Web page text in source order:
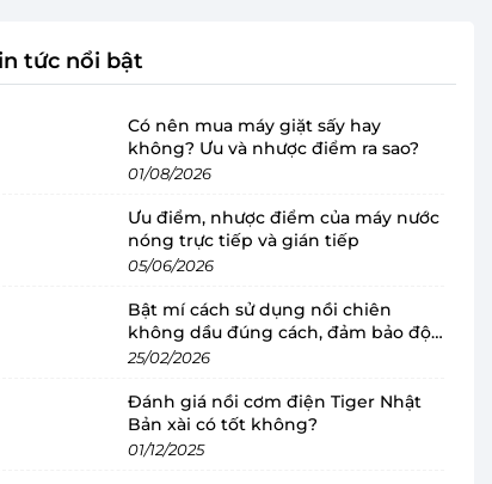
tức nổi bật
Có nên mua máy giặt sấy hay
không? Ưu và nhược điểm ra sao?
01/08/2026
Ưu điểm, nhược điểm của máy nước
nóng trực tiếp và gián tiếp
05/06/2026
Bật mí cách sử dụng nồi chiên
không dầu đúng cách, đảm bảo độ
bền
25/02/2026
Đánh giá nồi cơm điện Tiger Nhật
Bản xài có tốt không?
01/12/2025